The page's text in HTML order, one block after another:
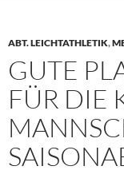
ABT. LEICHTATHLETIK,
GUTE
FÜR DIE